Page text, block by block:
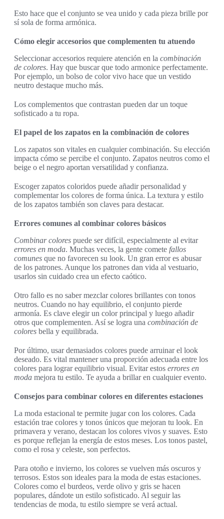
Esto hace que el conjunto se vea unido y cada pieza brille por
sí sola de forma armónica.
Cómo elegir accesorios que complementen tu atuendo
Seleccionar accesorios requiere atención en la combinación
de colores. Hay que buscar que todo armonice perfectamente.
Por ejemplo, un bolso de color vivo hace que un vestido
neutro destaque mucho más.
Los complementos que contrastan pueden dar un toque
sofisticado a tu ropa.
El papel de los zapatos en la combinación de colores
Los zapatos son vitales en cualquier combinación. Su elección
impacta cómo se percibe el conjunto. Zapatos neutros como el
beige o el negro aportan versatilidad y confianza.
Escoger zapatos coloridos puede añadir personalidad y
complementar los colores de forma única. La textura y estilo
de los zapatos también son claves para destacar.
Errores comunes al combinar colores básicos
Combinar colores puede ser difícil, especialmente al evitar
errores en moda. Muchas veces, la gente comete fallos
comunes que no favorecen su look. Un gran error es abusar
de los patrones. Aunque los patrones dan vida al vestuario,
usarlos sin cuidado crea un efecto caótico.
Otro fallo es no saber mezclar colores brillantes con tonos
neutros. Cuando no hay equilibrio, el conjunto pierde
armonía. Es clave elegir un color principal y luego añadir
otros que complementen. Así se logra una combinación de
colores bella y equilibrada.
Por último, usar demasiados colores puede arruinar el look
deseado. Es vital mantener una proporción adecuada entre los
colores para lograr equilibrio visual. Evitar estos errores en
moda mejora tu estilo. Te ayuda a brillar en cualquier evento.
Consejos para combinar colores en diferentes estaciones
La moda estacional te permite jugar con los colores. Cada
estación trae colores y tonos únicos que mejoran tu look. En
primavera y verano, destacan los colores vivos y suaves. Esto
es porque reflejan la energía de estos meses. Los tonos pastel,
como el rosa y celeste, son perfectos.
Para otoño e invierno, los colores se vuelven más oscuros y
terrosos. Estos son ideales para la moda de estas estaciones.
Colores como el burdeos, verde olivo y gris se hacen
populares, dándote un estilo sofisticado. Al seguir las
tendencias de moda, tu estilo siempre se verá actual.